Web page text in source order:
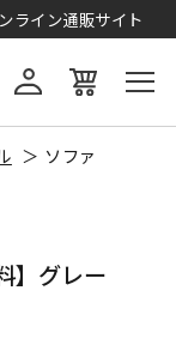
ライン通販サイト
ソファ
】グレー